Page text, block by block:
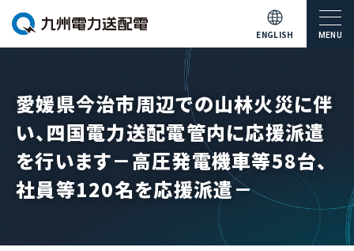
ENGLISH MENU
愛媛県今治市周辺での山林火災に伴
い、四国電力送配電管内に応援派遣
を行います－高圧発電機車等58台、
社員等120名を応援派遣－